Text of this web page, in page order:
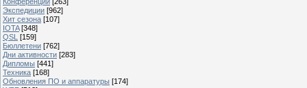
Экспедиции [962]
Хит сезона [107]
IOTA [348]
QSL [159]
Бюллетени [762]
Дни активности [283]
Дипломы [441]
Техника [168]
Обновления ПО и аппаратуры [174]